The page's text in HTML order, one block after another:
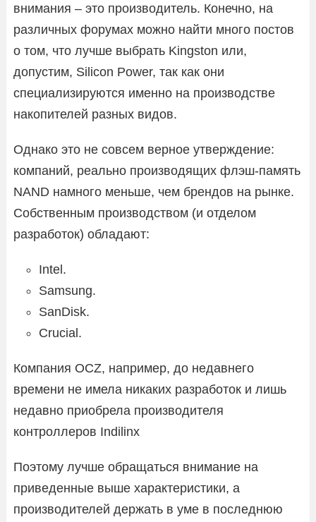
внимания – это производитель. Конечно, на
различных форумах можно найти много постов
о том, что лучше выбрать Kingston или,
допустим, Silicon Power, так как они
специализируются именно на производстве
накопителей разных видов.
Однако это не совсем верное утверждение:
компаний, реально производящих флэш-память
NAND намного меньше, чем брендов на рынке.
Собственным производством (и отделом
разработок) обладают:
Intel.
Samsung.
SanDisk.
Crucial.
Компания OCZ, например, до недавнего
времени не имела никаких разработок и лишь
недавно приобрела производителя
контроллеров Indilinx
Поэтому лучше обращаться внимание на
приведенные выше характеристики, а
производителей держать в уме в последнюю